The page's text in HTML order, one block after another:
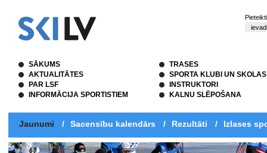
SĀKUMS
AKTUALITĀTES
PAR LSF
INFORMĀCIJA SPORTISTIEM
TRASES
SPORTA KLUBI UN SKOLAS
INSTRUKTORI
KALNU SLĒPOŠANA
Jaunumi / Sacensību kalendārs / Rezultāti / Izlases